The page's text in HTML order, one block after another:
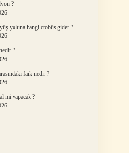
?
yoluna hangi otobüs gider ?
?
fark nedir ?
mi yapacak ?